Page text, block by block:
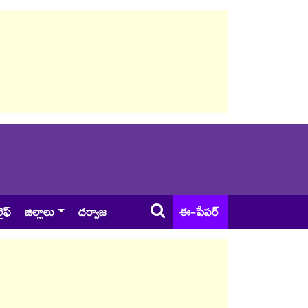
జిల్లాలు దర్వాజ ఈ-పేపర్